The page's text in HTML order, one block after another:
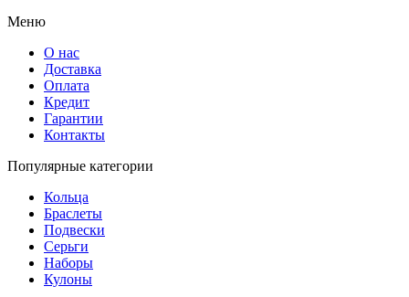
Меню
О нас
Доставка
Оплата
Кредит
Гарантии
Контакты
Популярные категории
Кольца
Браслеты
Подвески
Серьги
Наборы
Кулоны